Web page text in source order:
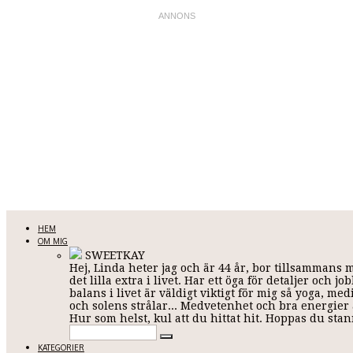
HEM
OM MIG
SWEETKAY
Hej, Linda heter jag och är 44 år, bor tillsammans
det lilla extra i livet. Har ett öga för detaljer och
balans i livet är väldigt viktigt för mig så yoga,
och solens strålar... Medvetenhet och bra
Hur som helst, kul att du hittat hit. Hoppas du
KATEGORIER
LINDA KARLSSON
Allt mellan himmel och jord